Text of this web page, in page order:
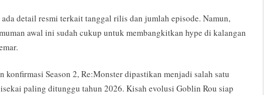
detail resmi terkait tanggal rilis dan jumlah episode. Namun,
awal ini sudah cukup untuk membangkitkan hype di kalangan
konfirmasi Season 2, Re:Monster dipastikan menjadi salah satu
paling ditunggu tahun 2026. Kisah evolusi Goblin Rou siap